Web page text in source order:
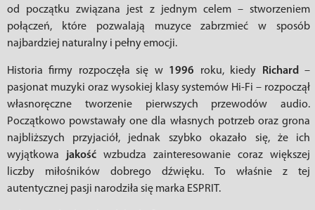
od początku związana jest z jednym celem – stworzeniem
połączeń, które pozwalają muzyce zabrzmieć w sposób
najbardziej naturalny i pełny emocji.
Historia firmy rozpoczęła się w 1996 roku, kiedy Richard
–
pasjonat muzyki oraz wysokiej klasy systemów Hi-Fi – rozpoczął
własnoręczne tworzenie pierwszych przewodów audio.
Początkowo powstawały one dla własnych potrzeb oraz grona
najbliższych przyjaciół, jednak szybko okazało się, że ich
wyjątkowa jakośćwzbudza zainteresowanie coraz większej
liczby miłośników dobrego dźwięku. To właśnie z tej
autentycznej pasji narodziła się marka ESPRIT.